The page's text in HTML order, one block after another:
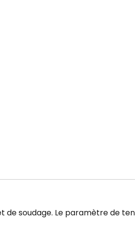
de soudage. Le paramètre de